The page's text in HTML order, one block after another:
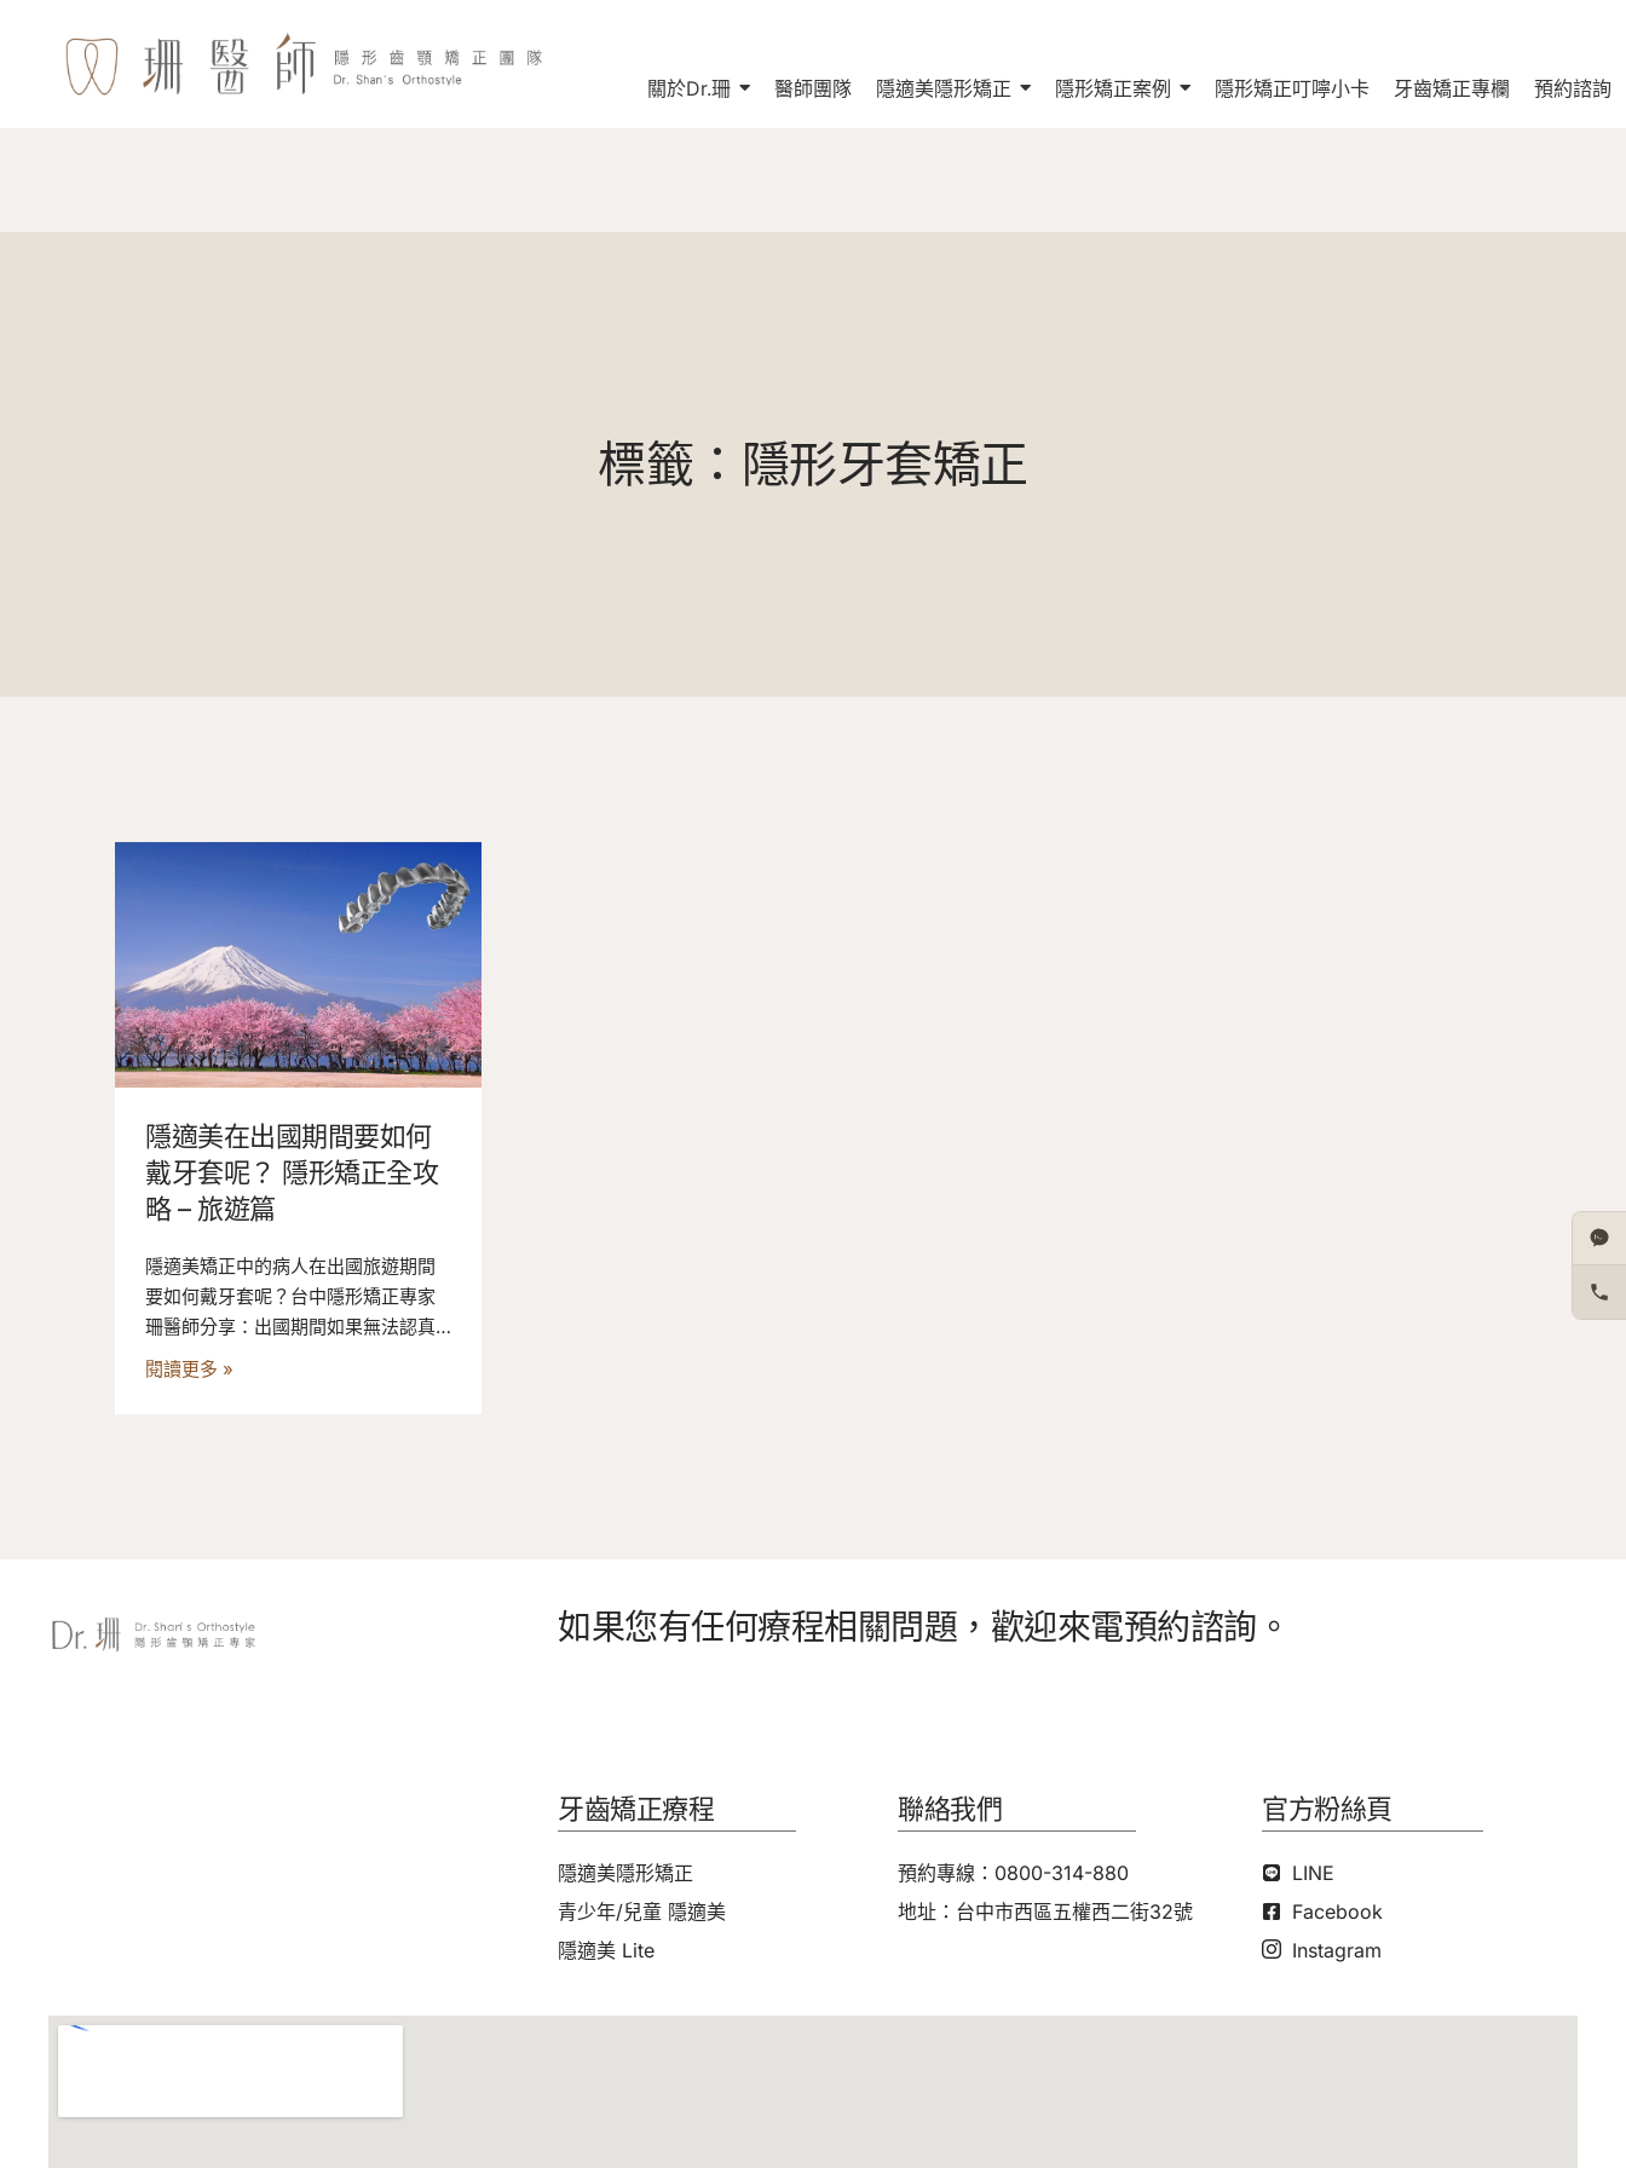
關於Dr.珊 醫師團隊 隱適美隱形矯正 隱形矯正案例 隱形矯正叮嚀小卡 牙齒矯正專欄 預約諮詢
標籤：隱形牙套矯正
隱適美在出國期間要如何
戴牙套呢？ 隱形矯正全攻
略 – 旅遊篇
隱適美矯正中的病人在出國旅遊期間
要如何戴牙套呢？台中隱形矯正專家
珊醫師分享：出國期間如果無法認真
戴牙套，請不要換牙套，並且至少睡
閱讀更多 »
如果您有任何療程相關問題，歡迎來電預約諮詢。
牙齒矯正療程
隱適美隱形矯正
青少年/兒童 隱適美
隱適美 Lite
聯絡我們
預約專線：0800-314-880
地址：台中市西區五權西二街32號
官方粉絲頁
LINE
Facebook
Instagram